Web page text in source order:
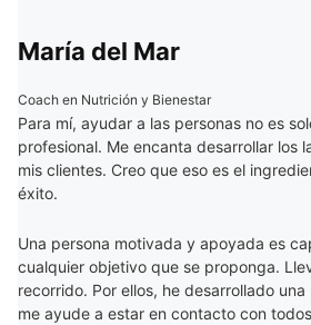
María del Mar
Coach en Nutrición y Bienestar
Para mí, ayudar a las personas no es
profesional. Me encanta desarrollar los
mis clientes. Creo que eso es el
éxito.
Una persona motivada y apoyada es
cualquier objetivo que se proponga.
recorrido. Por ellos, he desarrollado
me ayude a estar en contacto con